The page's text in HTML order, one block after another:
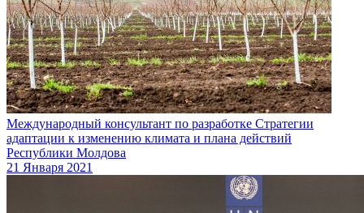
Международный консультант по разработке Стратегии
адаптации к изменению климата и плана действий
Республики Молдова
21 Января 2021